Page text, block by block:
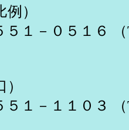
）
５１－０５１６
５１－１１０３